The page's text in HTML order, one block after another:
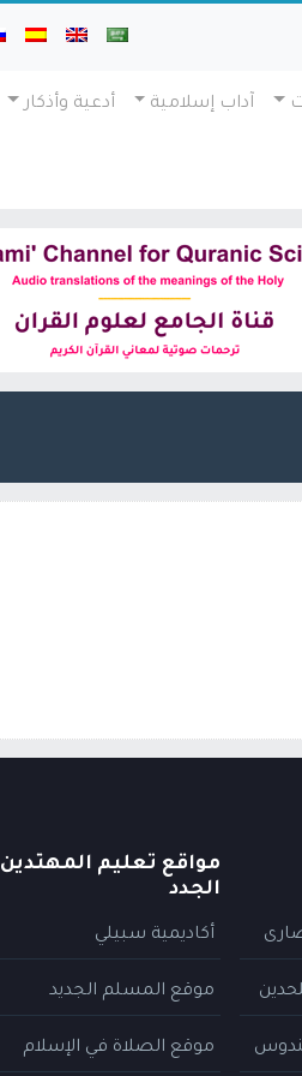
آداب إسلامية أدعية وأذكار
مواقع تعليم المهتدين
الجدد
أكاديمية سبيلي
موقع المسلم الجديد
موقع الصلاة في الإسلام